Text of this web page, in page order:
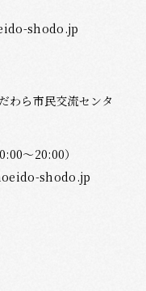
shodo.jp
わら市民交流センタ
～20:00）
shodo.jp